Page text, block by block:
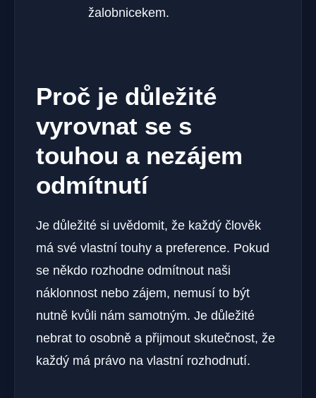
žalobnicekem.
Proč je důležité
vyrovnat se s
touhou a nezájem
odmítnutí
Je důležité si uvědomit, že každý člověk
má své vlastní touhy a preference. Pokud
se někdo rozhodne odmítnout naši
náklonnost nebo zájem, nemusí to být
nutně kvůli nám samotným. Je důležité
nebrat to osobně a přijmout skutečnost, že
každý má právo na vlastní rozhodnutí.